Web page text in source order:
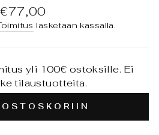
Normaali
hinta
€77,00
lasketaan kassalla.
yli 100€ ostoksille. Ei
tilaustuotteita.